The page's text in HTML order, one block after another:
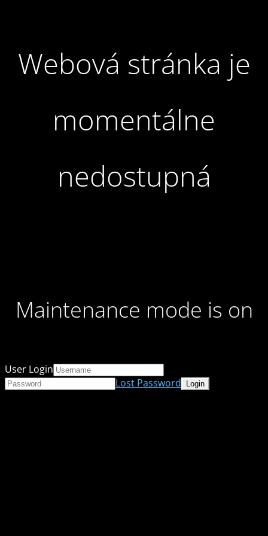
Webová stránka je
momentálne
nedostupná
Maintenance mode is on
User Login
Lost Password